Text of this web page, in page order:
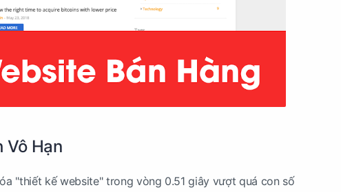
Vô Hạn
"thiết kế website" trong vòng 0.51 giây vượt quá con số